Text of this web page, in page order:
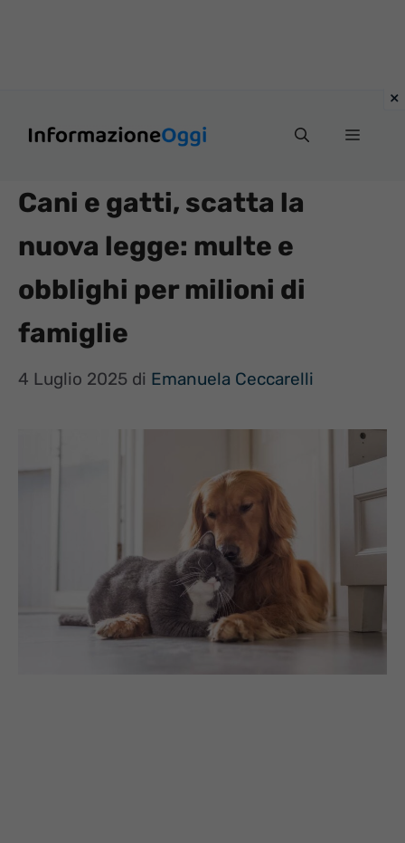
Menu
Cani e gatti, scatta la
nuova legge: multe e
obblighi per milioni di
famiglie
4 Luglio 2025 di Emanuela Ceccarelli